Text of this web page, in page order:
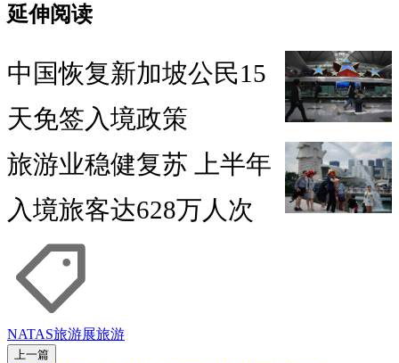
延伸阅读
中国恢复新加坡公民15
天免签入境政策
旅游业稳健复苏 上半年
入境旅客达628万人次
NATAS旅游展旅游
上一篇